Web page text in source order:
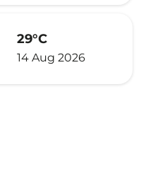
29°C
14 Aug 2026